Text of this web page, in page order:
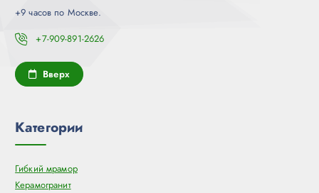
+9 часов по Москве.
+7-909-891-2626
Вверх
Категории
Гибкий мрамор
Керамогранит